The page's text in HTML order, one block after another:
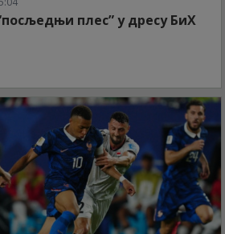
плес” у дресу БиХ